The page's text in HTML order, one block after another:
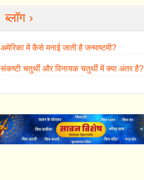
ब्लॉग ›
अमेरिका में कैसे मनाई जाती है जन्माष्टमी?
संकष्टी चतुर्थी और विनायक चतुर्थी में क्या अंतर है?